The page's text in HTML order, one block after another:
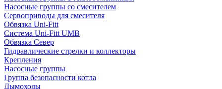
Насосные группы со смесителем
Сервоприводы для смесителя
Обвязка Uni-Fitt
Система Uni-Fitt UMB
Обвязка Север
Гидравлические стрелки и коллекторы
Крепления
Насосные группы
Группа безопасности котла
Дымоходы